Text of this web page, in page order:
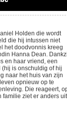
Holden die wordt
die hij intussen niet
het doodvonnis kreeg
Hanna Dean.
en haar vriend, een
is onschuldig of hij
naar het huis van zijn
opnieuw op te
Die reageert,
familie ziet er anders uit